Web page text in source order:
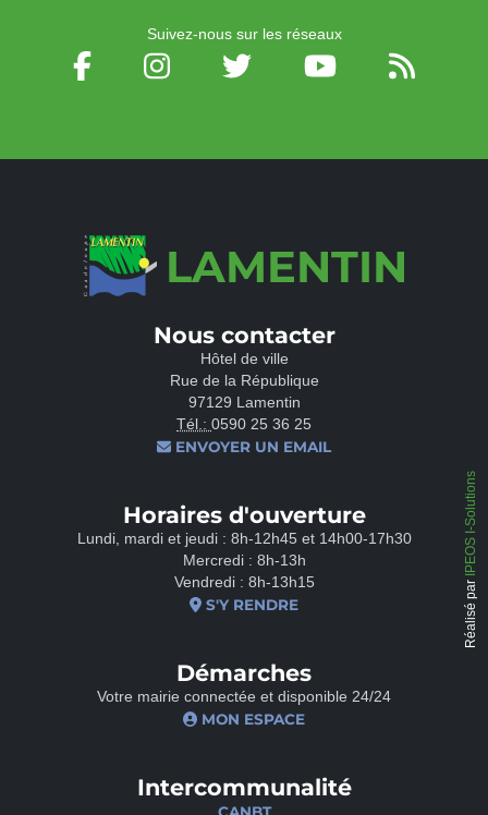
LAMENTIN
Nous contacter
Hôtel de ville
Rue de la République
97129 Lamentin
Tél.: 0590 25 36 25
ENVOYER UN EMAIL
Horaires d'ouverture
Lundi, mardi et jeudi : 8h-12h45 et 14h00-17h30
Mercredi : 8h-13h
Vendredi : 8h-13h15
S'Y RENDRE
Démarches
Votre mairie connectée et disponible 24/24
MON ESPACE
Intercommunalité
Suivez-nous sur les réseaux
Réalisé par
IPEOS I-Solutions